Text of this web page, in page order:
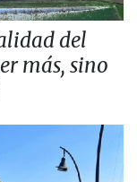
del
más, sino